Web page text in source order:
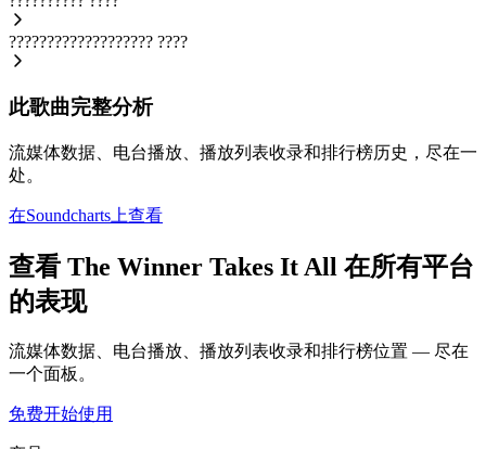
??????????????????? ????
此歌曲完整分析
流媒体数据、电台播放、播放列表收录和排行榜历史，尽在一
处。
在Soundcharts上查看
查看 The Winner Takes It All 在所有平台
的表现
流媒体数据、电台播放、播放列表收录和排行榜位置 — 尽在
一个面板。
免费开始使用